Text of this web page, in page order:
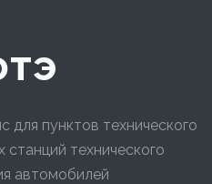
для пунктов технического
технического
автомобилей